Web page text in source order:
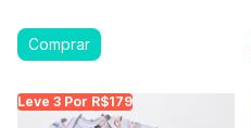
Leve 3 Por R$179